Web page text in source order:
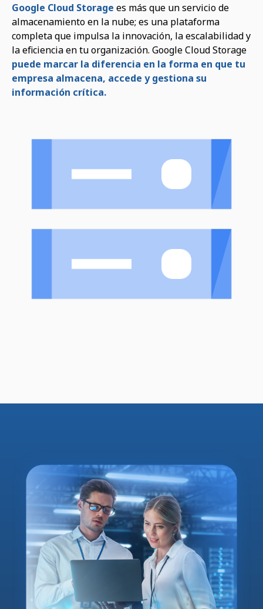
Google Cloud Storage es más que un servicio de
almacenamiento en la nube; es una plataforma
completa que impulsa la innovación, la escalabilidad y
la eficiencia en tu organización. Google Cloud Storage
puede marcar la diferencia en la forma en que tu
empresa almacena, accede y gestiona su
información crítica.